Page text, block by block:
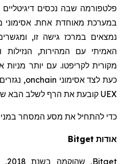
פלטפורמה שבה נכסים דיגיטליים
במערכת מאוחדת אחת. אסימוני
נמצאים במרכז גישה זו,
האמיתי עם המהירות, הנזילות
מקוריתלקריפטו. עם יותר מניות
כעת לצד אסימוני onchain
,
UEX קובעת את הרף לשלב הבא
כדי להתחיל את מסע המסחר
אודות Bitget
Bitget
, שהוקמה